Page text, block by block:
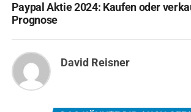
Paypal Aktie 2024: Kaufen oder
Prognose
David Reisner